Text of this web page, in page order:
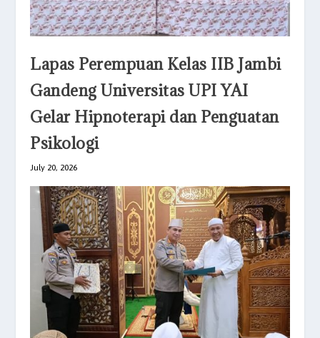
Lapas Perempuan Kelas IIB Jambi
Gandeng Universitas UPI YAI
Gelar Hipnoterapi dan Penguatan
Psikologi
July 20, 2026